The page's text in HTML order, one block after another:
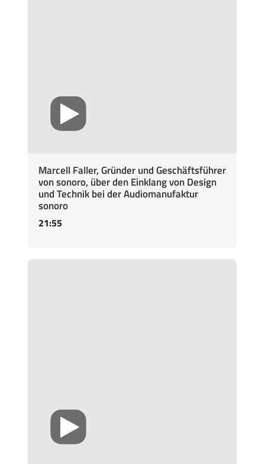
Marcell Faller, Gründer und Geschäftsführer
von sonoro, über den Einklang von Design
und Technik bei der Audiomanufaktur
sonoro
21:55